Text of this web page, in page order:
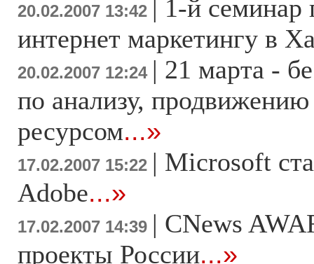
20.02.2007 13:42
1-й семинар
интернет маркетингу в
20.02.2007 12:24 | 21 марта -
по анализу,
ресурсом...»
17.02.2007 15:22 | Microsoft
Adobe...»
17.02.2007 14:39 | CNews
проекты России...»